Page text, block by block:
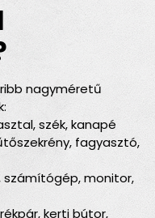
nagyméretű
szék, kanapé
fagyasztó,
számítógép, monitor,
kerti bútor,